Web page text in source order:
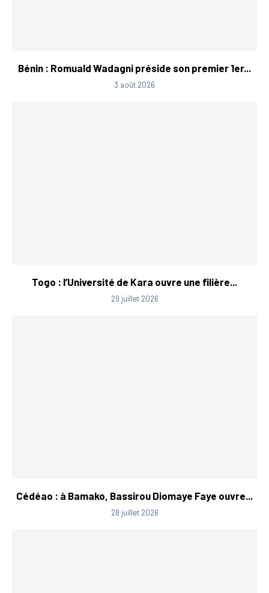
Bénin : Romuald Wadagni préside son premier 1er...
3 août 2026
Togo : l’Université de Kara ouvre une filière...
29 juillet 2026
Cédéao : à Bamako, Bassirou Diomaye Faye ouvre...
28 juillet 2026